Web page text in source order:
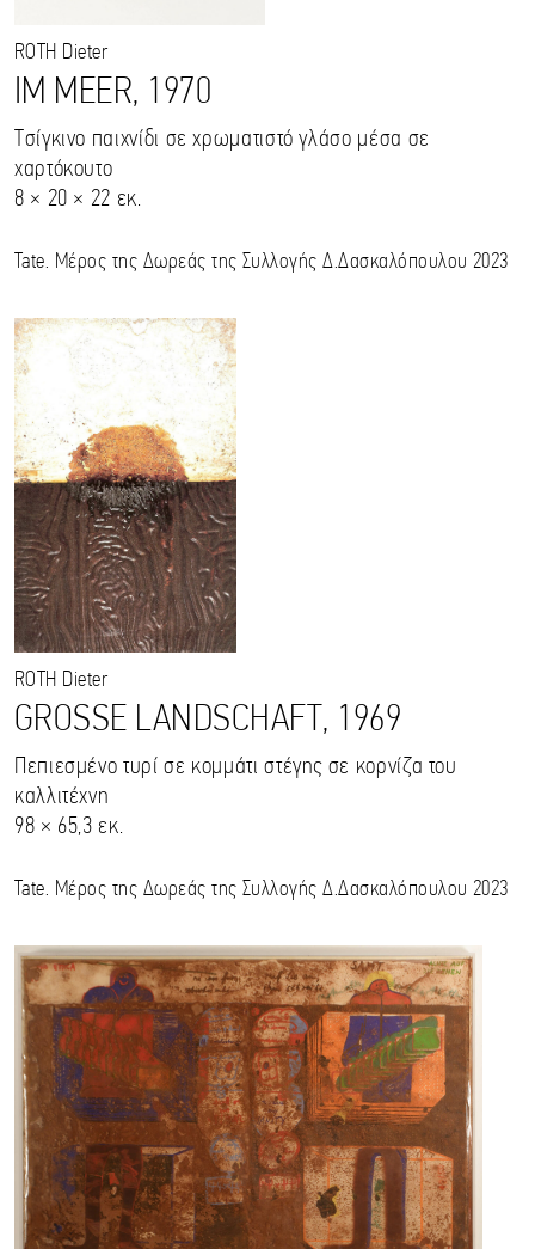
ROTH Dieter
IM MEER, 1970
Τσίγκινο παιχνίδι σε χρωματιστό γλάσο μέσα σε
χαρτόκουτο
8 × 20 × 22 εκ.
Tate. Μέρος της Δωρεάς της Συλλογής Δ.Δασκαλόπουλου 2023
ROTH Dieter
GROSSE LANDSCHAFT, 1969
Πεπιεσμένο τυρί σε κομμάτι στέγης σε κορνίζα του
καλλιτέχνη
98 × 65,3 εκ.
Tate. Μέρος της Δωρεάς της Συλλογής Δ.Δασκαλόπουλου 2023